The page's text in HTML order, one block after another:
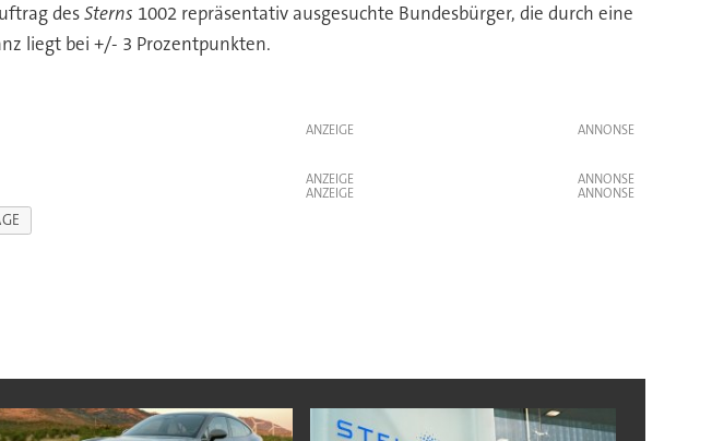
desSterns 1002 repräsentativ ausgesuchte Bundesbürger, die durch eine
liegt bei +/- 3 Prozentpunkten.
ANZEIGE
ANZEIGE
ANZEIGE